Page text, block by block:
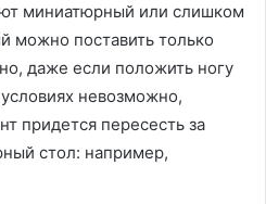
миниатюрный или слишком
можно поставить только
даже если положить ногу
условиях невозможно,
придется пересесть за
стол: например,